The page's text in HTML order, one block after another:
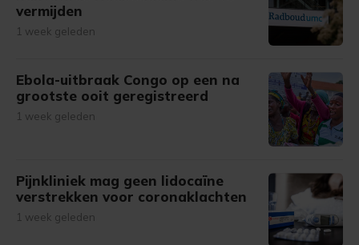
vermijden
1 week geleden
Ebola-uitbraak Congo op een na
grootste ooit geregistreerd
1 week geleden
Pijnkliniek mag geen lidocaïne
verstrekken voor coronaklachten
1 week geleden